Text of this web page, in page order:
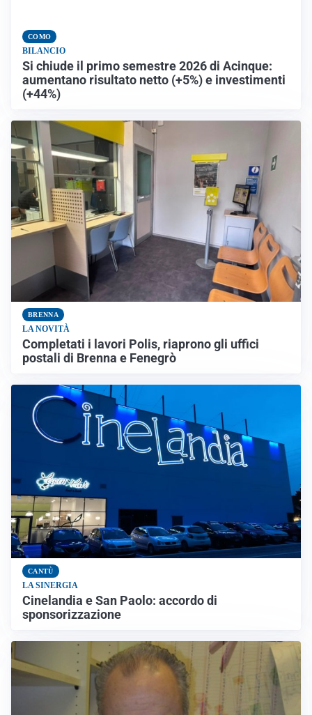
COMO
BILANCIO
Si chiude il primo semestre 2026 di Acinque:
aumentano risultato netto (+5%) e investimenti
(+44%)
BRENNA
LA NOVITÀ
Completati i lavori Polis, riaprono gli uffici
postali di Brenna e Fenegrò
CANTÙ
LA SINERGIA
Cinelandia e San Paolo: accordo di
sponsorizzazione